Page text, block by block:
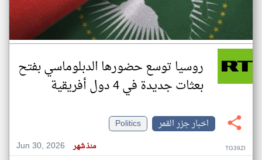
روسيا توسع حضورها الدبلوماسي بفتح
بعثات جديدة في 4 دول أفريقية
اخبار جزر القمر
Politics
Jun 30, 2026
منذ شهر TG39ZI